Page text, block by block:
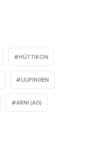
HÜTTIKON
LIUFINGEN
ARNI (AG)